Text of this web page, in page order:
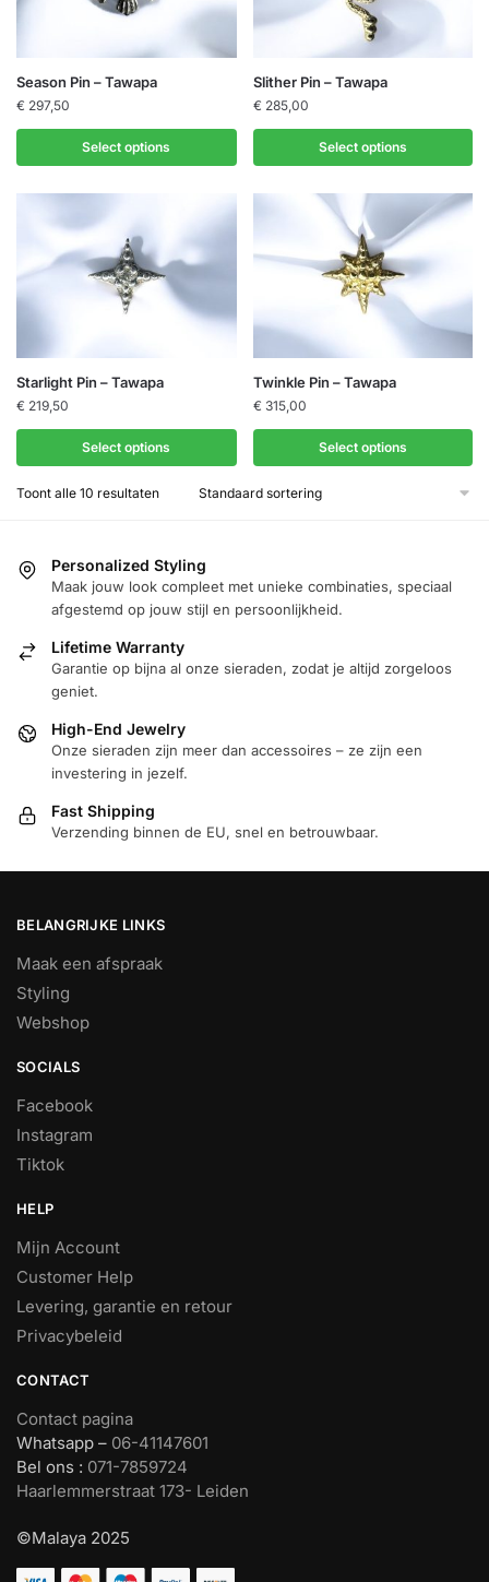
Season Pin – Tawapa
€ 297,50
Select options
Slither Pin – Tawapa
€ 285,00
Select options
Starlight Pin – Tawapa
€ 219,50
Select options
Twinkle Pin – Tawapa
€ 315,00
Select options
Toont alle 10 resultaten
Personalized Styling
Maak jouw look compleet met unieke combinaties, speciaal
afgestemd op jouw stijl en persoonlijkheid.
Lifetime Warranty
Garantie op bijna al onze sieraden, zodat je altijd zorgeloos
geniet.
High-End Jewelry
Onze sieraden zijn meer dan accessoires – ze zijn een
investering in jezelf.
Fast Shipping
Verzending binnen de EU, snel en betrouwbaar.
BELANGRIJKE LINKS
Maak een afspraak
Styling
Webshop
SOCIALS
Facebook
Instagram
Tiktok
HELP
Mijn Account
Customer Help
Levering, garantie en retour
Privacybeleid
CONTACT
Contact pagina
Whatsapp – 06-41147601
Bel ons : 071-7859724
Haarlemmerstraat 173- Leiden
©Malaya 2025